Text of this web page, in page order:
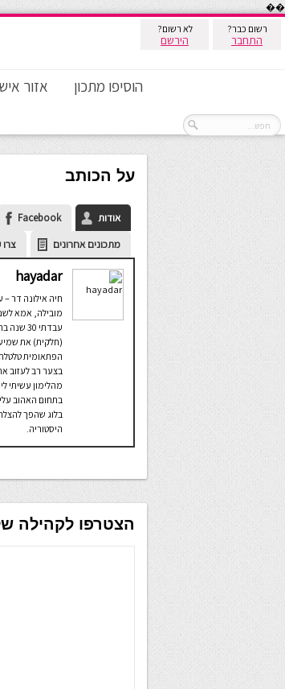
��
רשום כבר?
התחבר
לא רשום?
הירשם
הוסיפו מתכון אזור
על הכותב
אודות
Facebook
מתכונים אחרונים
hayadar
חיה אילונה דר –
מובילה, אמא
עבדתי
(חלקית) את
הפתאומית
בצער רב לעזוב
מהלימון עשיתי
בתחום האהוב
בלוג שהפך
היסטוריה.
הצטרפו לקהילה